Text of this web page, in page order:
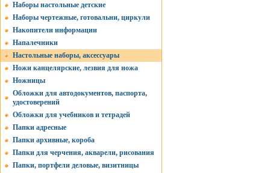
Наборы настольные детские
Наборы чертежные, готовальни, циркули
Накопители информации
Напалечники
Настольные наборы, аксессуары
Ножи канцелярские, лезвия для ножа
Ножницы
Обложки для автодокументов, паспорта,
удостоверений
Обложки для учебников и тетрадей
Папки адресные
Папки архивные, короба
Папки для черчения, акварели, рисования
Папки, портфели деловые, визитницы